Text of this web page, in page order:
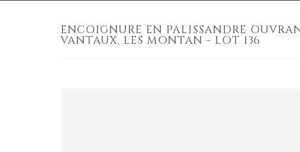
ENCOIGNURE EN PALISSANDRE
VANTAUX, LES MONTAN - LOT 136